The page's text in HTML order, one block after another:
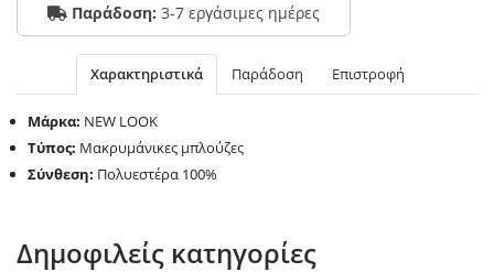
Παράδοση: 3-7 εργάσιμες ημέρες
Χαρακτηριστικά Παράδοση Επιστροφή
Μάρκα: NEW LOOK
Τύπος: Μακρυμάνικες μπλούζες
Σύνθεση: Πολυεστέρα 100%
Δημοφιλείς κατηγορίες